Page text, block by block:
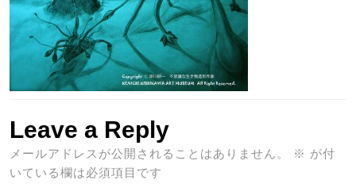
Leave a Reply
メールアドレスが公開されることはありません。 ※ が付
いている欄は必須項目です